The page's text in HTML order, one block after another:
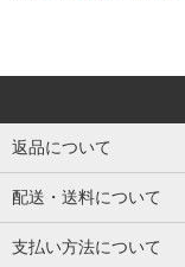
返品について
配送・送料について
支払い方法について